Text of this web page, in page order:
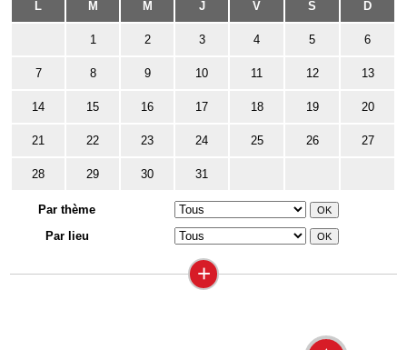
L M M J V S D
1 2 3 4 5 6
7 8 9 10 11 12 13
14 15 16 17 18 19 20
21 22 23 24 25 26 27
28 29 30 31
Par thème
Par lieu
+